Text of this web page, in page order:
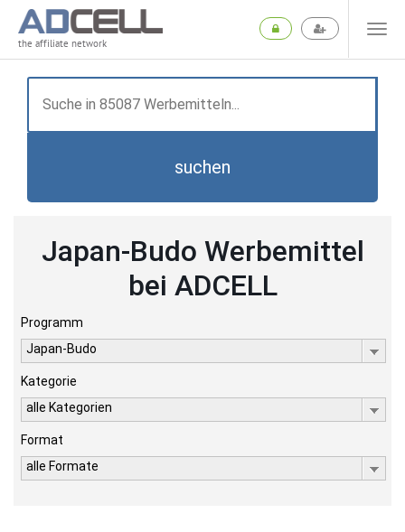
the affiliate network
suchen
Japan-Budo Werbemittel
bei ADCELL
Programm
Japan-Budo
Kategorie
alle Kategorien
Format
alle Formate